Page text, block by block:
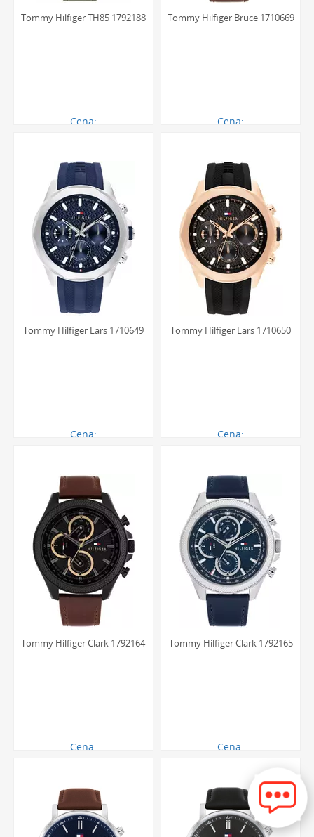
Tommy Hilfiger TH85 1792188
Cena:
Tommy Hilfiger Bruce 1710669
Cena:
Tommy Hilfiger Lars 1710649
Cena:
Tommy Hilfiger Lars 1710650
Cena:
Tommy Hilfiger Clark 1792164
Cena:
Tommy Hilfiger Clark 1792165
Cena: